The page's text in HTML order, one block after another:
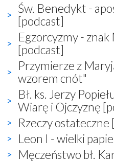
Św. Benedykt -
[podcast]
Egzorcyzmy - znak
[podcast]
Przymierze z
wzorem cnót"
Bł. ks. Jerzy
Wiarę i Ojczyznę
Rzeczy ostateczne
Leon I - wielki
Męczeństwo bł.